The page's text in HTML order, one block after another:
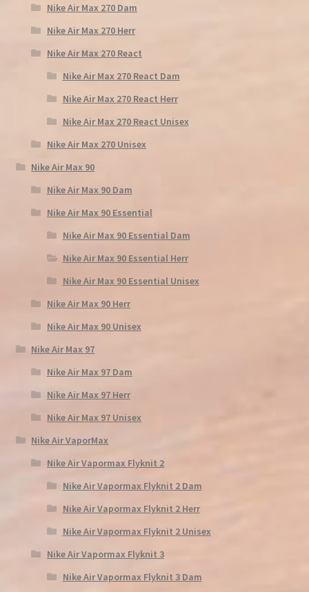
Nike Air Max 270 Dam
Nike Air Max 270 Herr
Nike Air Max 270 React
Nike Air Max 270 React Dam
Nike Air Max 270 React Herr
Nike Air Max 270 React Unisex
Nike Air Max 270 Unisex
Nike Air Max 90
Nike Air Max 90 Dam
Nike Air Max 90 Essential
Nike Air Max 90 Essential Dam
Nike Air Max 90 Essential Herr
Nike Air Max 90 Essential Unisex
Nike Air Max 90 Herr
Nike Air Max 90 Unisex
Nike Air Max 97
Nike Air Max 97 Dam
Nike Air Max 97 Herr
Nike Air Max 97 Unisex
Nike Air VaporMax
Nike Air Vapormax Flyknit 2
Nike Air Vapormax Flyknit 2 Dam
Nike Air Vapormax Flyknit 2 Herr
Nike Air Vapormax Flyknit 2 Unisex
Nike Air Vapormax Flyknit 3
Nike Air Vapormax Flyknit 3 Dam